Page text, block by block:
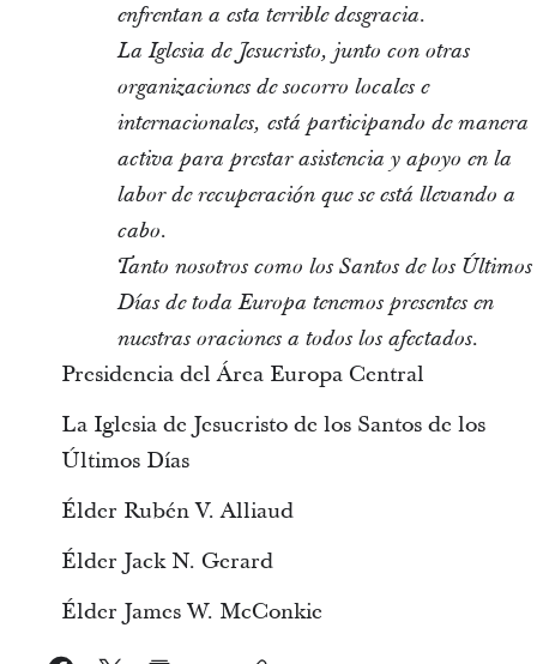
enfrentan a esta terrible desgracia.
La Iglesia de Jesucristo, junto con otras
organizaciones de socorro locales e
internacionales, está participando de manera
activa para prestar asistencia y apoyo en la
labor de recuperación que se está llevando a
cabo.
Tanto nosotros como los Santos de los Últimos
Días de toda Europa tenemos presentes en
nuestras oraciones a todos los afectados.
Presidencia del Área Europa Central
La Iglesia de Jesucristo de los Santos de los
Últimos Días
Élder Rubén V. Alliaud
Élder Jack N. Gerard
Élder James W. McConkie